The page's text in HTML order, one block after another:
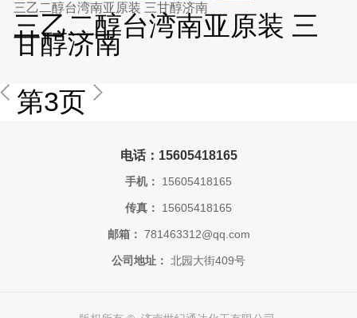
三乙二醇台湾南亚原装 三甘醇济南
三乙二醇台湾南亚原装 三
甘醇济南
第3页
电话：15605418165
手机： 15605418165
传真： 15605418165
邮箱： 781463312@qq.com
公司地址： 北园大街409号